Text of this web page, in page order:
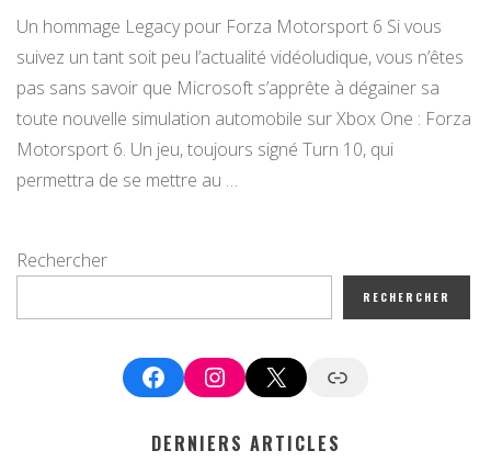
Un hommage Legacy pour Forza Motorsport 6 Si vous
suivez un tant soit peu l’actualité vidéoludique, vous n’êtes
pas sans savoir que Microsoft s’apprête à dégainer sa
toute nouvelle simulation automobile sur Xbox One : Forza
Motorsport 6. Un jeu, toujours signé Turn 10, qui
permettra de se mettre au …
Rechercher
RECHERCHER
FacebookInstagram
X Google News
DERNIERS ARTICLES